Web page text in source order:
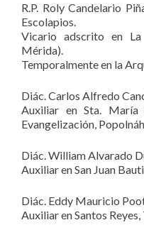
R.P. Roly Candelario
Escolapios.
Vicario adscrito en La
Mérida).
Temporalmente en la
Diác. Carlos Alfredo
Auxiliar en Sta. María
Evangelización,
Diác. William Alvarado
Auxiliar en San Juan
Diác. Eddy Mauricio
Auxiliar en Santos